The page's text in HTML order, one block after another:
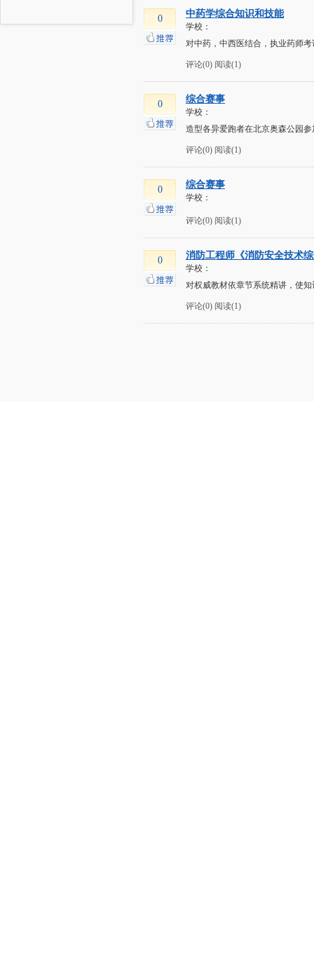
0 中药学综合知识和技能
学校：
对中药，中西医结合，执业药师
评论(0) 阅读(1)
0 综合赛事
学校：
造型各异爱跑者在北京奥森公园
评论(0) 阅读(1)
0 综合赛事
学校：
评论(0) 阅读(1)
0 消防工程师《消防安全技术
学校：
对权威教材依章节系统精讲，使
评论(0) 阅读(1)